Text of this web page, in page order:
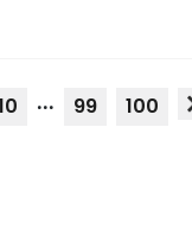
... 99 100